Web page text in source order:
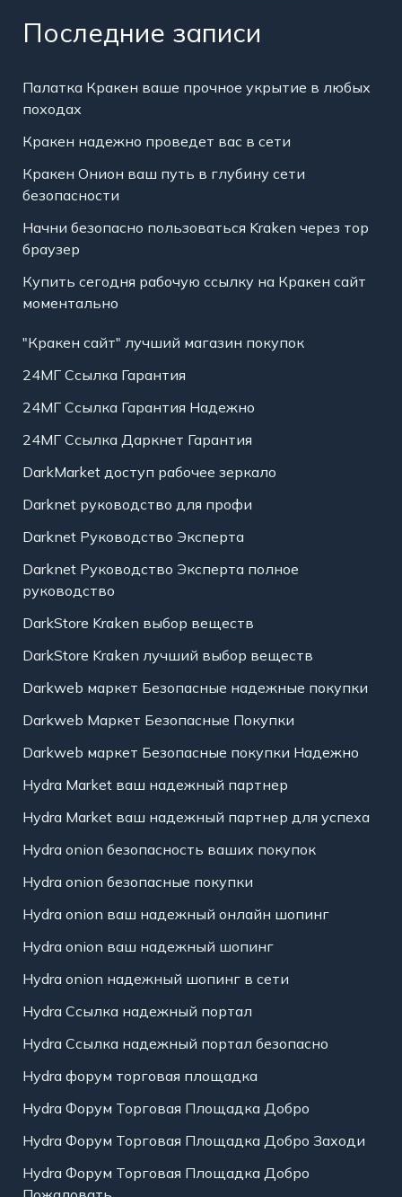
Последние записи
Палатка Кракен ваше прочное укрытие в любых
походах
Кракен надежно проведет вас в сети
Кракен Онион ваш путь в глубину сети
безопасности
Начни безопасно пользоваться Kraken через тор
браузер
Купить сегодня рабочую ссылку на Кракен сайт
моментально
"Кракен сайт" лучший магазин покупок
24МГ Ссылка Гарантия
24МГ Ссылка Гарантия Надежно
24МГ Ссылка Даркнет Гарантия
DarkMarket доступ рабочее зеркало
Darknet руководство для профи
Darknet Руководство Эксперта
Darknet Руководство Эксперта полное
руководство
DarkStore Kraken выбор веществ
DarkStore Kraken лучший выбор веществ
Darkweb маркет Безопасные надежные покупки
Darkweb Маркет Безопасные Покупки
Darkweb маркет Безопасные покупки Надежно
Hydra Market ваш надежный партнер
Hydra Market ваш надежный партнер для успеха
Hydra onion безопасность ваших покупок
Hydra onion безопасные покупки
Hydra onion ваш надежный онлайн шопинг
Hydra onion ваш надежный шопинг
Hydra onion надежный шопинг в сети
Hydra Ссылка надежный портал
Hydra Ссылка надежный портал безопасно
Hydra форум торговая площадка
Hydra Форум Торговая Площадка Добро
Hydra Форум Торговая Площадка Добро Заходи
Hydra Форум Торговая Площадка Добро